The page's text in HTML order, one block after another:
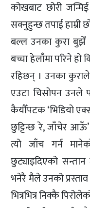
कोखबाट छोरी
सक्नुहुन्छ तपाई हाम्री
बल्ल उनका कुरा बुझेँ
बच्चा हेलाँमा परिने हो
रहिछन् । उनका
एउटा चिसोपन उनले
कैयौँपटक ‘भिडियो
छुट्टिन्छ रे, जाँचेर
त्यो जाँच गर्न
छुट्याइदिएको
भनेरै मैले उनको
भित्रभित्र निक्कै